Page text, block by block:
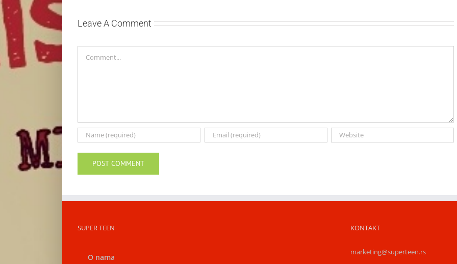
Leave A Comment
SUPER TEEN
O nama
KONTAKT
marketing@superteen.rs